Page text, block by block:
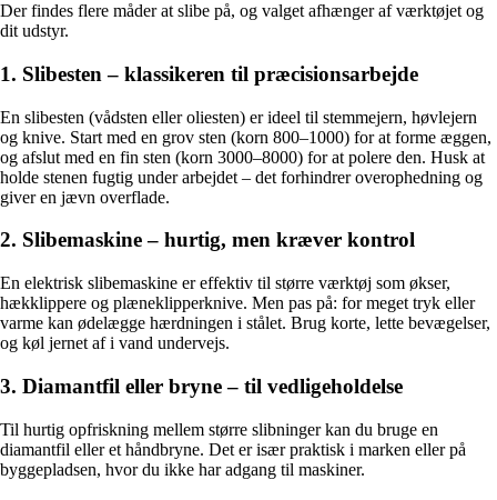
Der findes flere måder at slibe på, og valget afhænger af værktøjet og
dit udstyr.
1. Slibesten – klassikeren til præcisionsarbejde
En slibesten (vådsten eller olie­sten) er ideel til stemmejern, høvlejern
og knive. Start med en grov sten (korn 800–1000) for at forme æggen,
og afslut med en fin sten (korn 3000–8000) for at polere den. Husk at
holde stenen fugtig under arbejdet – det forhindrer overophedning og
giver en jævn overflade.
2. Slibemaskine – hurtig, men kræver kontrol
En elektrisk slibemaskine er effektiv til større værktøj som økser,
hækklippere og plæneklipperknive. Men pas på: for meget tryk eller
varme kan ødelægge hærdningen i stålet. Brug korte, lette bevægelser,
og køl jernet af i vand undervejs.
3. Diamantfil eller bryne – til vedligeholdelse
Til hurtig opfriskning mellem større slibninger kan du bruge en
diamantfil eller et håndbryne. Det er især praktisk i marken eller på
byggepladsen, hvor du ikke har adgang til maskiner.